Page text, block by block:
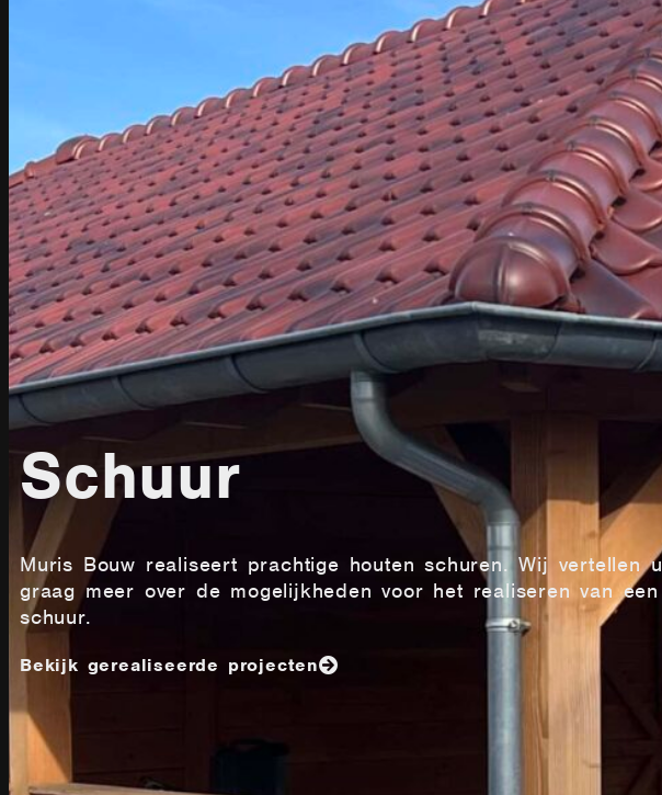
Schuur
Muris Bouw realiseert prachtige houten schuren. Wij vertellen u
graag meer over de mogelijkheden voor het realiseren van een
schuur.
Bekijk gerealiseerde projecten